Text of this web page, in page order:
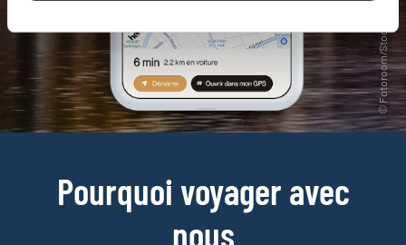
Pourquoi voyager avec
nous